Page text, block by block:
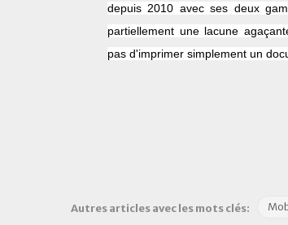
depuis 2010 avec ses deux
partiellement une lacune
pas d'imprimer simplement un
Autres articles avec les mots clés: